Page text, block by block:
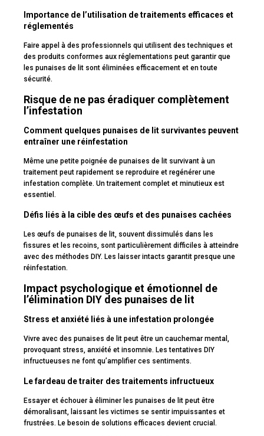
Importance de l’utilisation de traitements efficaces et
réglementés
Faire appel à des professionnels qui utilisent des techniques et
des produits conformes aux réglementations peut garantir que
les punaises de lit sont éliminées efficacement et en toute
sécurité.
Risque de ne pas éradiquer complètement
l’infestation
Comment quelques punaises de lit survivantes peuvent
entraîner une réinfestation
Même une petite poignée de punaises de lit survivant à un
traitement peut rapidement se reproduire et regénérer une
infestation complète. Un traitement complet et minutieux est
essentiel.
Défis liés à la cible des œufs et des punaises cachées
Les œufs de punaises de lit, souvent dissimulés dans les
fissures et les recoins, sont particulièrement difficiles à atteindre
avec des méthodes DIY. Les laisser intacts garantit presque une
réinfestation.
Impact psychologique et émotionnel de
l’élimination DIY des punaises de lit
Stress et anxiété liés à une infestation prolongée
Vivre avec des punaises de lit peut être un cauchemar mental,
provoquant stress, anxiété et insomnie. Les tentatives DIY
infructueuses ne font qu’amplifier ces sentiments.
Le fardeau de traiter des traitements infructueux
Essayer et échouer à éliminer les punaises de lit peut être
démoralisant, laissant les victimes se sentir impuissantes et
frustrées. Le besoin de solutions efficaces devient crucial.